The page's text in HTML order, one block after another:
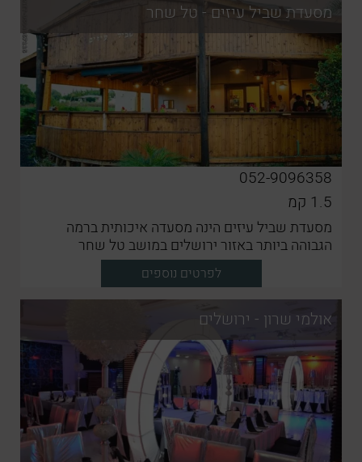
מסעדת שביל עיזים - טל שחר
052-9096358
1.5 קמ
מסעדת שביל עיזים הינה מסעדה איכותית ברמה
הגבוהה ביותר באזור ירושלים במושב טל שחר
לפרטים נוספים
אולמי שרון - ירושלים